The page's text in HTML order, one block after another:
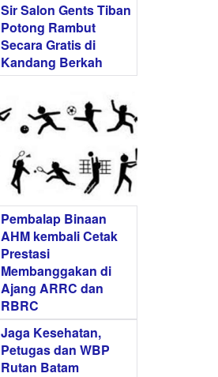
Sir Salon Gents Tiban
Potong Rambut
Secara Gratis di
Kandang Berkah
Pembalap Binaan
AHM kembali Cetak
Prestasi
Membanggakan di
Ajang ARRC dan
RBRC
Jaga Kesehatan,
Petugas dan WBP
Rutan Batam